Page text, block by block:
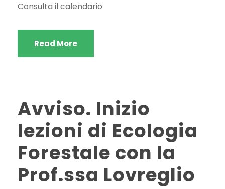
Consulta il calendario
Read More
Avviso. Inizio
lezioni di Ecologia
Forestale con la
Prof.ssa Lovreglio